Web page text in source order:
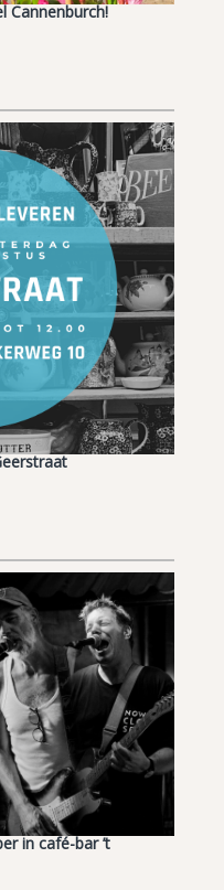
Cannenburch!
in café-bar ’t